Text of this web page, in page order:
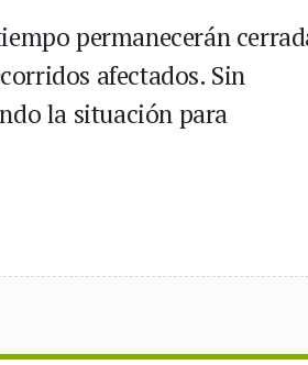
permanecerán
afectados. Sin
la situación para